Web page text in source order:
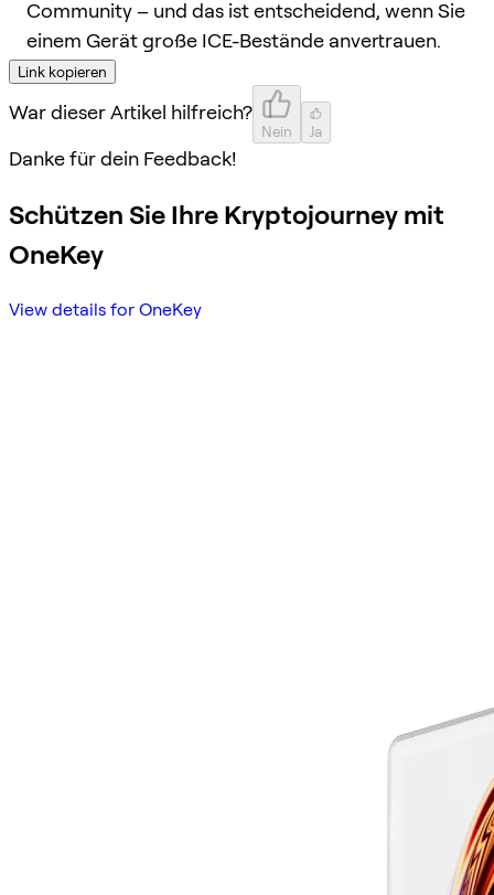
Community – und das ist entscheidend, wenn Sie
einem Gerät große ICE-Bestände anvertrauen.
Link kopieren
War dieser Artikel hilfreich?
Nein Ja
Danke für dein Feedback!
Schützen Sie Ihre Kryptojourney mit
OneKey
View details for OneKey